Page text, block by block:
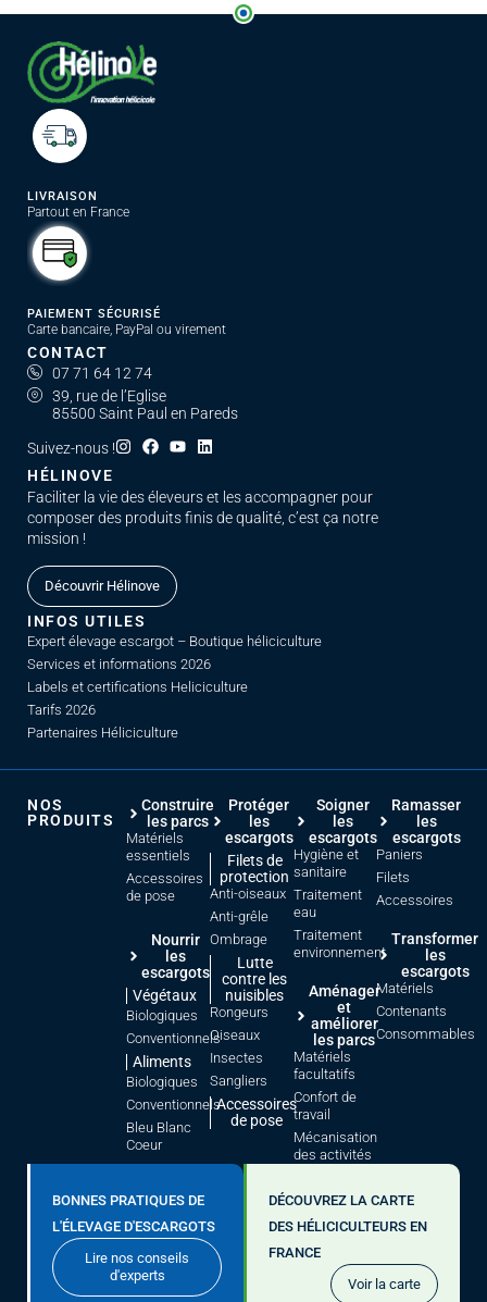
LIVRAISON
Partout en France
PAIEMENT SÉCURISÉ
Carte bancaire, PayPal ou virement
CONTACT
07 71 64 12 74
39, rue de l’Eglise
85500 Saint Paul en Pareds
Suivez-nous !
HÉLINOVE
Faciliter la vie des éleveurs et les accompagner pour
composer des produits finis de qualité, c’est ça notre
mission !
Découvrir Hélinove
INFOS UTILES
Expert élevage escargot – Boutique héliciculture
Services et informations 2026
Labels et certifications Heliciculture
Tarifs 2026
Partenaires Héliciculture
BONNES PRATIQUES DE
L'ÉLEVAGE D'ESCARGOTS
Lire nos conseils
d'experts
DÉCOUVREZ LA CARTE
DES HÉLICICULTEURS EN
FRANCE
Voir la carte
NOS
PRODUITS
Construire
les parcs
Matériels
essentiels
Accessoires
de pose
Nourrir
les
escargots
Végétaux
Biologiques
Conventionnels
Aliments
Biologiques
Conventionnels
Bleu Blanc
Coeur
Protéger
les
escargots
Filets de
protection
Anti-oiseaux
Anti-grêle
Ombrage
Lutte
contre les
nuisibles
Rongeurs
Oiseaux
Insectes
Sangliers
Accessoires
de pose
Soigner
les
escargots
Hygiène et
sanitaire
Traitement
eau
Traitement
environnement
Aménager
et
améliorer
les parcs
Matériels
facultatifs
Confort de
travail
Mécanisation
des activités
Ramasser
les
escargots
Paniers
Filets
Accessoires
Transformer
les
escargots
Matériels
Contenants
Consommables